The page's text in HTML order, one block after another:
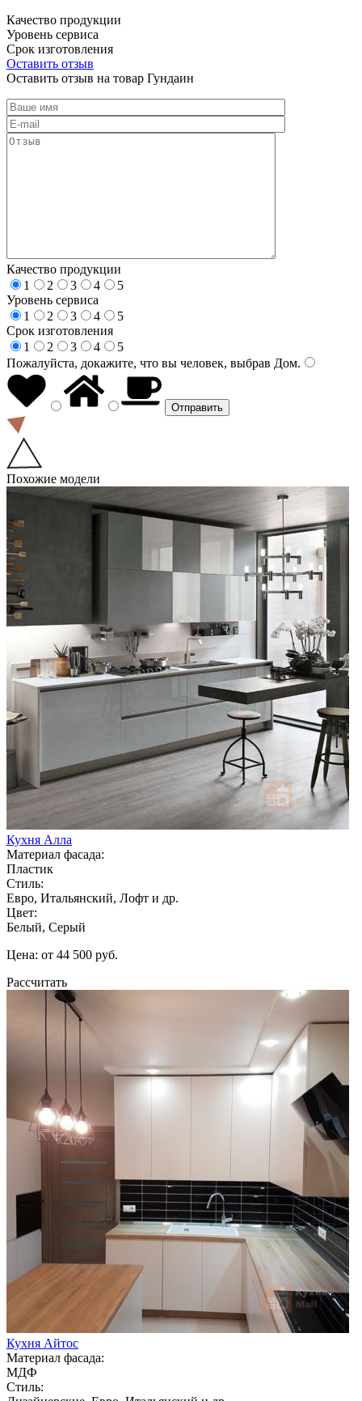
Качество продукции
Уровень сервиса
Срок изготовления
Оставить отзыв
Оставить отзыв на товар Гундаин
Качество продукции
1
2 3 4
5
Уровень сервиса
1
2 3 4
5
Срок изготовления
1
2 3 4
5
Пожалуйста, докажите, что вы человек, выбрав Дом.
Похожие модели
Кухня Алла
Материал фасада:
Пластик
Стиль:
Евро, Итальянский, Лофт и др.
Цвет:
Белый, Серый
Цена: от 44 500 руб.
Рассчитать
Кухня Айтос
Материал фасада:
МДФ
Стиль: